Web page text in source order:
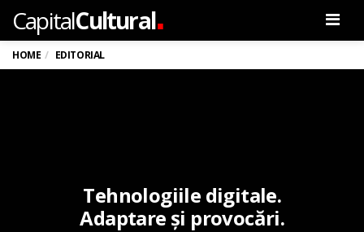
CapitalCultural
HOME EDITORIAL
Tehnologiile digitale.
Adaptare şi provocări.